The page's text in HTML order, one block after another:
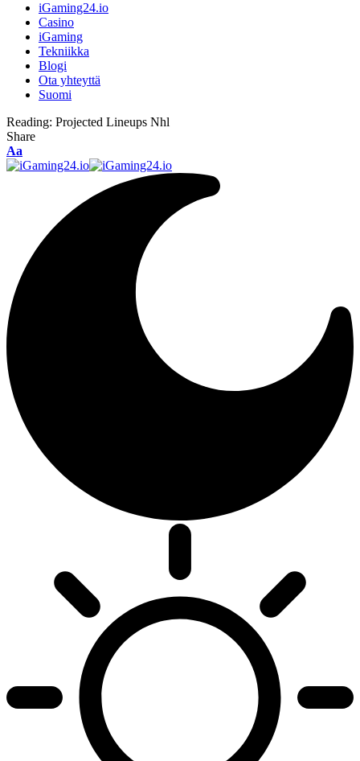
iGaming24.io
Casino
iGaming
Tekniikka
Blogi
Ota yhteyttä
Suomi
Reading: Projected Lineups Nhl
Share
Aa